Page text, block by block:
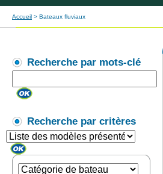
Accueil > Bateaux fluviaux
Recherche par mots-clé
Recherche par critères